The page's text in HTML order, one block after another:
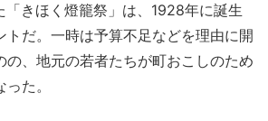
きほく燈籠祭」は、1928年に誕生
トだ。一時は予算不足などを理由に開
の、地元の若者たちが町おこしのため
た。